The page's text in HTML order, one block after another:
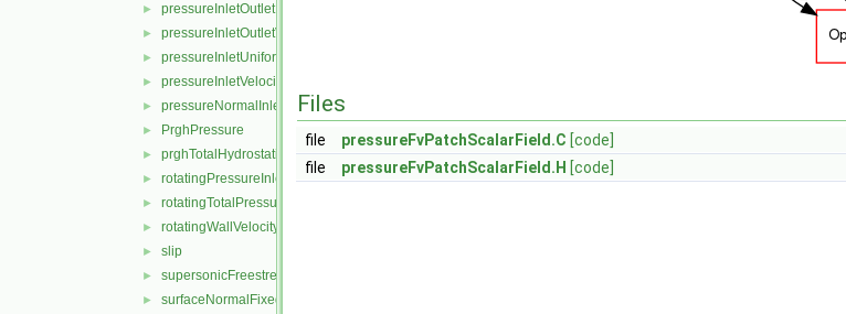
► pressureInletOutletParSlipVelocity
► pressureInletOutletVelocity
► pressureInletUniformVelocity
► pressureInletVelocity
► pressureNormalInletOutletVelocity
► PrghPressure
► prghTotalHydrostaticPressure
► rotatingPressureInletOutletVelocity
► rotatingTotalPressure
► rotatingWallVelocity
► slip
► supersonicFreestream
► surfaceNormalFixedValue
Files
file pressureFvPatchScalarField.C [code]
file
pressureFvPatchScalarField.H [code]